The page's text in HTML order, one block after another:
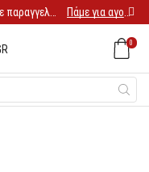
Πάμε για αγορές
0